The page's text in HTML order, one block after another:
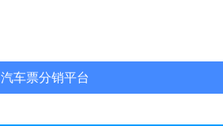
汽车票分销平台